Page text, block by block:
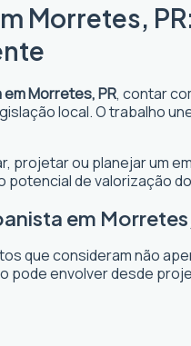
Morretes,
Morretes, PR, contar
local. O trabalho
projetar ou planejar um
potencial de valorização
em
que consideram não
pode envolver desde